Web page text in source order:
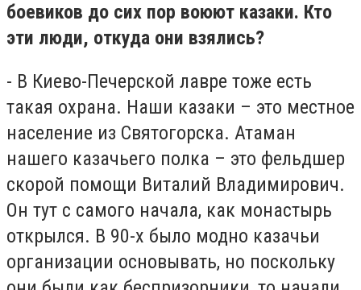
боевиков до сих пор воюют казаки. Кто
эти люди, откуда они взялись?
- В Киево-Печерской лавре тоже есть
такая охрана. Наши казаки – это местное
население из Святогорска. Атаман
нашего казачьего полка – это фельдшер
скорой помощи Виталий Владимирович.
Он тут с самого начала, как монастырь
открылся. В 90-х было модно казачьи
организации основывать, но поскольку